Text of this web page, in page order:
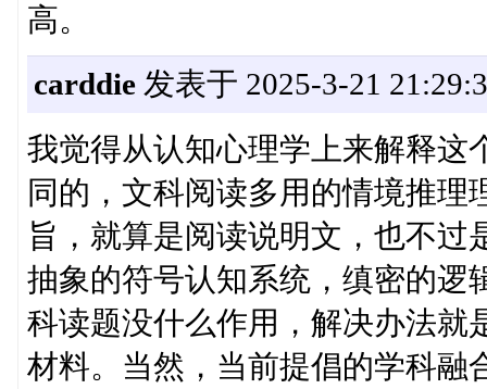
高。
carddie发表于 2025-3-21
我觉得从认知心理学上来解释这
同的，文科阅读多用的情境推
旨，就算是阅读说明文，也不
抽象的符号认知系统，缜密的逻
科读题没什么作用，解决办法就
材料。当然，当前提倡的学科融